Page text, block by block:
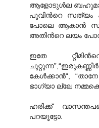
ആളോടുള്‍ല
പൂവിന്‍റെ സത്യം
പോലെ ആകാന്‍
അതിന്‍റെ ലയം
ഇതേ
കേള്‍ക്കാന്‍“,
ഭാഗ്യാ ല്ലേ
ഹരിക്ക്
പറയൂട്ടോ.